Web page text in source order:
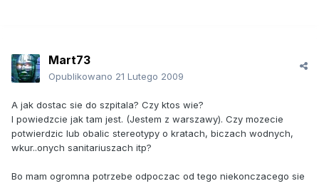
Mart73
Opublikowano 21 Lutego 2009
A jak dostac sie do szpitala? Czy ktos wie?
I powiedzcie jak tam jest. (Jestem z warszawy). Czy mozecie
potwierdzic lub obalic stereotypy o kratach, biczach wodnych,
wkur..onych sanitariuszach itp?
Bo mam ogromna potrzebe odpoczac od tego niekonczacego sie